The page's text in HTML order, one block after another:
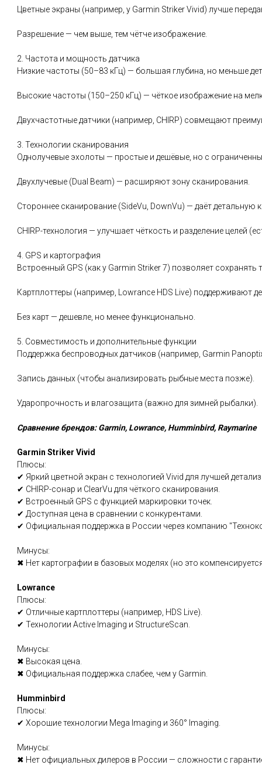
Цветные экраны (например, у Garmin Striker Vivid) лучше
Разрешение — чем выше, тем чётче изображение.
2. Частота и мощность датчика
Низкие частоты (50–83 кГц) — большая глубина, но меньше
Высокие частоты (150–250 кГц) — чёткое изображение на
Двухчастотные датчики (например, CHIRP) совмещают
3. Технологии сканирования
Однолучевые эхолоты — простые и дешёвые, но с
Двухлучевые (Dual Beam) — расширяют зону сканирования.
Стороннее сканирование (SideVu, DownVu) — даёт детальную
CHIRP-технология — улучшает чёткость и разделение целей
4. GPS и картография
Встроенный GPS (как у Garmin Striker 7) позволяет сохранять
Картплоттеры (например, Lowrance HDS Live) поддерживают
Без карт — дешевле, но менее функционально.
5. Совместимость и дополнительные функции
Поддержка беспроводных датчиков (например, Garmin
Запись данных (чтобы анализировать рыбные места позже).
Ударопрочность и влагозащита (важно для зимней рыбалки).
Сравнение брендов: Garmin, Lowrance, Humminbird, Raymarine
Garmin Striker Vivid
Плюсы:
✔ Яркий цветной экран с технологией Vivid для лучшей
✔ CHIRP-сонар и ClearVu для чёткого сканирования.
✔ Встроенный GPS с функцией маркировки точек.
✔ Доступная цена в сравнении с конкурентами.
✔ Официальная поддержка в России через компанию
Минусы:
✖ Нет картографии в базовых моделях (но это
Lowrance
Плюсы:
✔ Отличные картплоттеры (например, HDS Live).
✔ Технологии Active Imaging и StructureScan.
Минусы:
✖ Высокая цена.
✖ Официальная поддержка слабее, чем у Garmin.
Humminbird
Плюсы:
✔ Хорошие технологии Mega Imaging и 360° Imaging.
Минусы:
✖ Нет официальных дилеров в России — сложности с